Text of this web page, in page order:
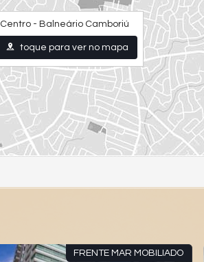
Centro - Balneário Camboriú
toque para ver no mapa
FRENTE MAR MOBILIADO